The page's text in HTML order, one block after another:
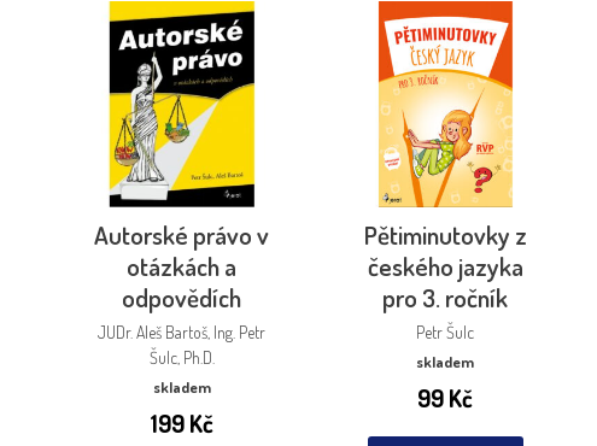
Autorské právo v
otázkách a
odpovědích
JUDr. Aleš Bartoš, Ing. Petr
Šulc, Ph.D.
skladem
199Kč
Pětiminutovky z
českého jazyka
pro 3. ročník
Petr Šulc
skladem
99Kč